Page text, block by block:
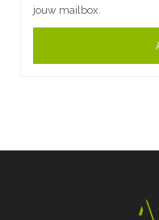
jouw mailbox.